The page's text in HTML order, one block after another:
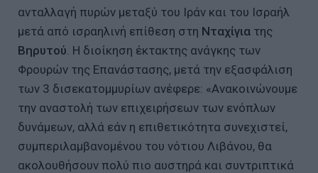
ανταλλαγή πυρών μεταξύ του Ιράν και του Ισραήλ
μετά από ισραηλινή επίθεση στη Νταχίγια της
Βηρυτού . Η διοίκηση έκτακτης ανάγκης των
Φρουρών της Επανάστασης, μετά την εξασφάλιση
των 3 δισεκατομμυρίων ανέφερε: «Ανακοινώνουμε
την αναστολή των επιχειρήσεων των ενόπλων
δυνάμεων, αλλά εάν η επιθετικότητα συνεχιστεί,
συμπεριλαμβανομένου του νότιου Λιβάνου, θα
ακολουθήσουν πολύ πιο αυστηρά και συντριπτικά